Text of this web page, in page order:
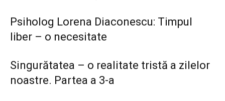
Psiholog Lorena Diaconescu: Timpul
liber – o necesitate
Singurătatea – o realitate tristă a zilelor
noastre. Partea a 3-a